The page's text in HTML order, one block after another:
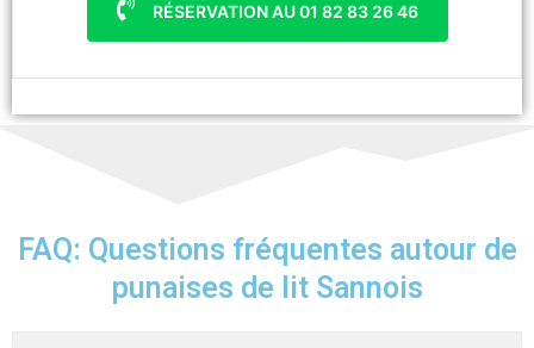
RÉSERVATION AU 01 82 83 26 46
FAQ: Questions fréquentes autour de
punaises de lit Sannois